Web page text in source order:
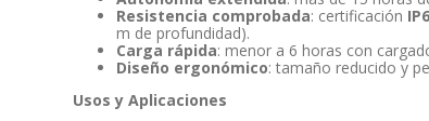
Resistencia comprobada: certificación
m de profundidad).
Carga rápida: menor a 6 horas con
Diseño ergonómico: tamaño reducido y
Usos y Aplicaciones